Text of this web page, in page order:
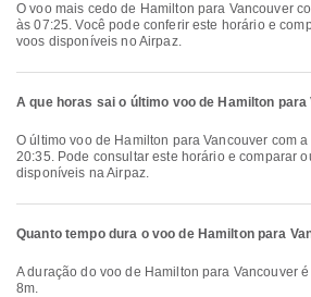
O voo mais cedo de Hamilton para Vancouver com a Porter Airlines parte
às 07:25. Você pode conferir este horário e
voos disponíveis no Airpaz.
A que horas sai o último voo de Hamilton
O último voo de Hamilton para Vancouver com a Porter Airlines parte às
20:35. Pode consultar este horário e comparar
disponíveis na Airpaz.
Quanto tempo dura o voo de Hamilton para
A duração do voo de Hamilton para Vancouver é de aproximadamente 5h
8m.